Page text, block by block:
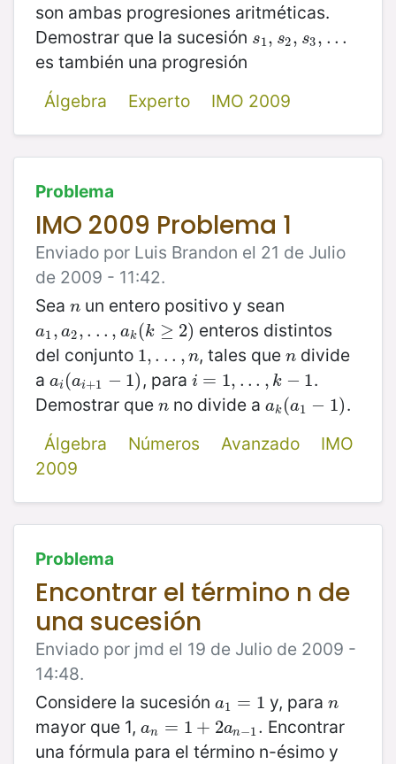
son ambas progresiones aritméticas.
Demostrar que la sucesión s1, s2, s3, . . .
s1, s2,s3,. ..
es también una progresión
Álgebra
Experto IMO 2009
Problema
IMO 2009 Problema 1
Enviado por Luis Brandon el 21 de Julio
de 2009 - 11:42.
Sea n
n un entero positivo y sean
a1, a2, . . . , ak (k ≥ 2)
a1 ,a2,. .. ,a k (k≥2)
enteros distintos
del conjunto 1, . . . , n
1,. . , n , tales quen
n divide
a ai (ai+1 − 1)
ai(ai+1 −1 ) , para i = 1, . . . , k − 1
i=1, ..., k − 1
.
Demostrar que n
n no divide aak (a1 − 1)
ak(a1 −1 )
.
Álgebra
Números Avanzado
IMO
2009
Problema
Encontrar el término n de
una sucesión
Enviado por jmd el 19 de Julio de 2009 -
14:48.
Considere la sucesión a1 = 1
a1 =1 y, paran
n
mayor que 1, an = 1 + 2an−1.
an =1 +2a n−1.
Encontrar
una fórmula para el término n-ésimo y